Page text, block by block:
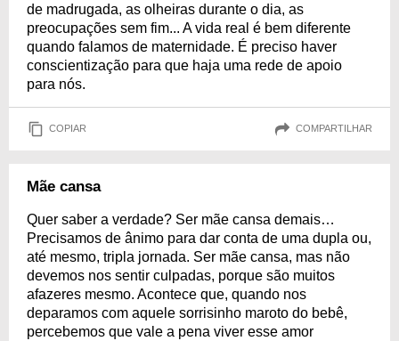
de madrugada, as olheiras durante o dia, as
preocupações sem fim... A vida real é bem diferente
quando falamos de maternidade. É preciso haver
conscientização para que haja uma rede de apoio
para nós.
COPIAR COMPARTILHAR
Mãe cansa
Quer saber a verdade? Ser mãe cansa demais…
Precisamos de ânimo para dar conta de uma dupla ou,
até mesmo, tripla jornada. Ser mãe cansa, mas não
devemos nos sentir culpadas, porque são muitos
afazeres mesmo. Acontece que, quando nos
deparamos com aquele sorrisinho maroto do bebê,
percebemos que vale a pena viver esse amor